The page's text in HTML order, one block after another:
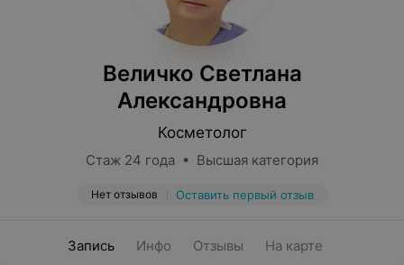
Величко Светлана
Александровна
Косметолог
Стаж 24 года • Высшая категория
Нет отзывов Оставить первый отзыв
Запись Инфо Отзывы На карте